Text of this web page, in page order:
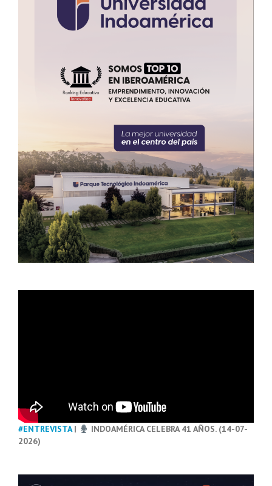
#ENTREVISTA|
INDOAMÉRICA CELEBRA 41 AÑOS. (14-07-
2026)